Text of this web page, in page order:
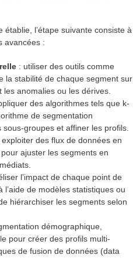
l’étape suivante consiste à
avancées :
: utiliser des outils comme
la stabilité de chaque segment sur
anomalies ou les dérives.
des algorithmes tels que k-
de segmentation
groupes et affiner les profils.
exploiter des flux de données en
ajuster les segments en
l’impact de chaque point de
de modèles statistiques ou
hiérarchiser les segments selon
démographique,
pour créer des profils multi-
de fusion de données (data